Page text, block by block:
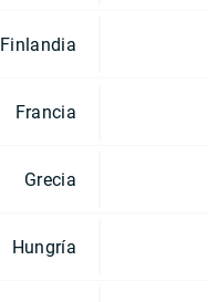
Finlandia
Francia
Grecia
Hungría